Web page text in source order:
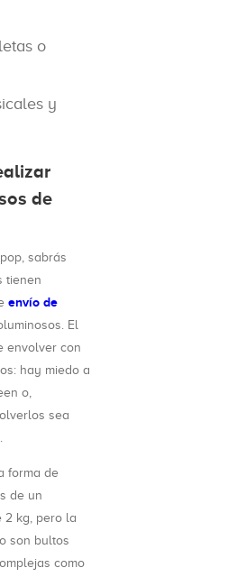
o
y
de
sabrás
tienen
envío de
El
envolver con
hay miedo a
o,
sea
forma de
de un
2 kg, pero la
son bultos
como